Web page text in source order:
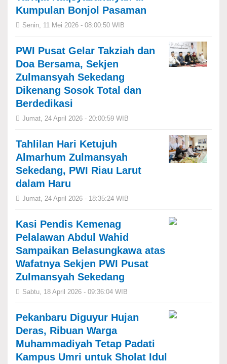
Kumpulan Bonjol Pasaman
Senin, 11 Mei 2026 - 08:00:50 WIB
PWI Pusat Gelar Takziah dan
Doa Bersama, Sekjen
Zulmansyah Sekedang
Dikenang Sosok Total dan
Berdedikasi
Jumat, 24 April 2026 - 20:00:59 WIB
Tahlilan Hari Ketujuh
Almarhum Zulmansyah
Sekedang, PWI Riau Larut
dalam Haru
Jumat, 24 April 2026 - 18:35:24 WIB
Kasi Pendis Kemenag
Pelalawan Abdul Wahid
Sampaikan Belasungkawa atas
Wafatnya Sekjen PWI Pusat
Zulmansyah Sekedang
Sabtu, 18 April 2026 - 09:36:04 WIB
Pekanbaru Diguyur Hujan
Deras, Ribuan Warga
Muhammadiyah Tetap Padati
Kampus Umri untuk Sholat Idul